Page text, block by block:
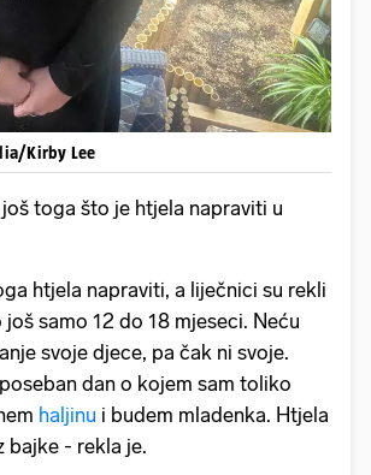
Kirby Lee
toga što je htjela napraviti u
htjela napraviti, a liječnici su rekli
samo 12 do 18 mjeseci. Neću
svoje djece, pa čak ni svoje.
dan o kojem sam toliko
haljinu i budem mladenka. Htjela
bajke - rekla je.